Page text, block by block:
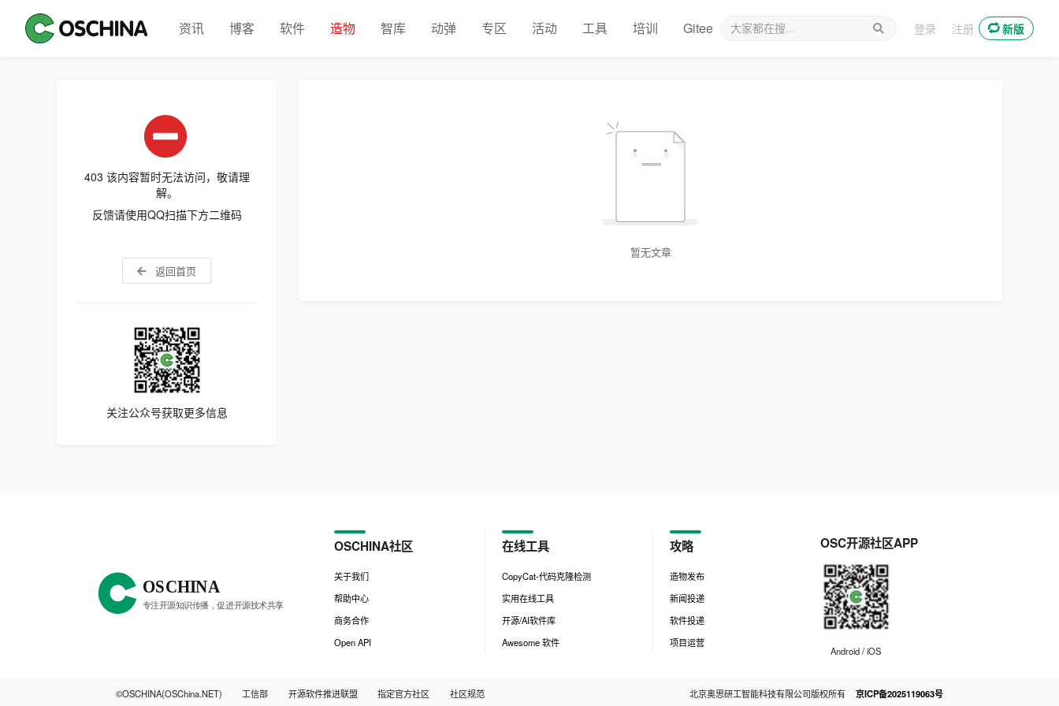
资讯 博客 软件 造物 智库 动弹 专区 活动 工具 培训 Gitee 新媒体 登录 注册 新版
403 该内容暂时无法访问，敬请理
解。
反馈请使用QQ扫描下方二维码
返回首页
关注公众号获取更多信息
暂无文章
OSCHINA社区
关于我们
帮助中心
商务合作
Open API
在线工具
CopyCat-代码克隆检测
实用在线工具
开源/AI软件库
Awesome 软件
攻略
造物发布
新闻投递
软件投递
项目运营
OSC开源社区APP
Android / iOS
©OSCHINA(OSChina.NET) 工信部 开源软件推进联盟 指定官方社区 社区规范 北京奥思研工智能科技有限公司版权所有 京ICP备2025119063号